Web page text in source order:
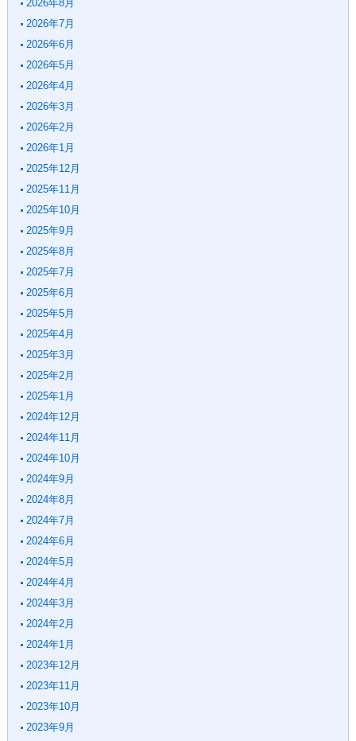
2026年8月
2026年7月
2026年6月
2026年5月
2026年4月
2026年3月
2026年2月
2026年1月
2025年12月
2025年11月
2025年10月
2025年9月
2025年8月
2025年7月
2025年6月
2025年5月
2025年4月
2025年3月
2025年2月
2025年1月
2024年12月
2024年11月
2024年10月
2024年9月
2024年8月
2024年7月
2024年6月
2024年5月
2024年4月
2024年3月
2024年2月
2024年1月
2023年12月
2023年11月
2023年10月
2023年9月